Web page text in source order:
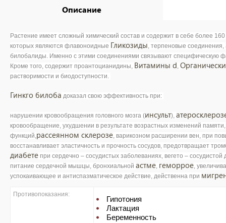
Описание
Растение имеет сложный химический состав и содержит в себе более
которых являются флавоноидные Гликозиды, терпеновые соединения,
билобалиды. Именно с этими соединениями связывают специфическую
Кроме того, содержит проантоцианидины, Витамины d,
растворимости и биодоступности.
Гинкго билоба доказал свою эффективность при:
нарушении кровообращения головного мозга (инсульт),
кровообращение, ухудшении в результате возрастных изменений
функций,рассеянном склерозе, варикозном расширении вен, при
восстанавливает эластичность и прочность сосудов, предотвращает
диабете при сердечно – сосудистых заболеваниях, вегето – сосудистой
питание сердечной мышцы, бронхиальной астме, геморрое,
успокаивающее и антиспазматическое действие, действенна при
Противопоказания:
Гипотония
Лактация
Беременность